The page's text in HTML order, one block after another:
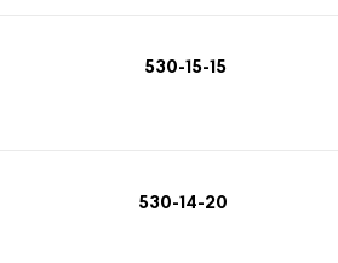
530-15-15
530-14-20